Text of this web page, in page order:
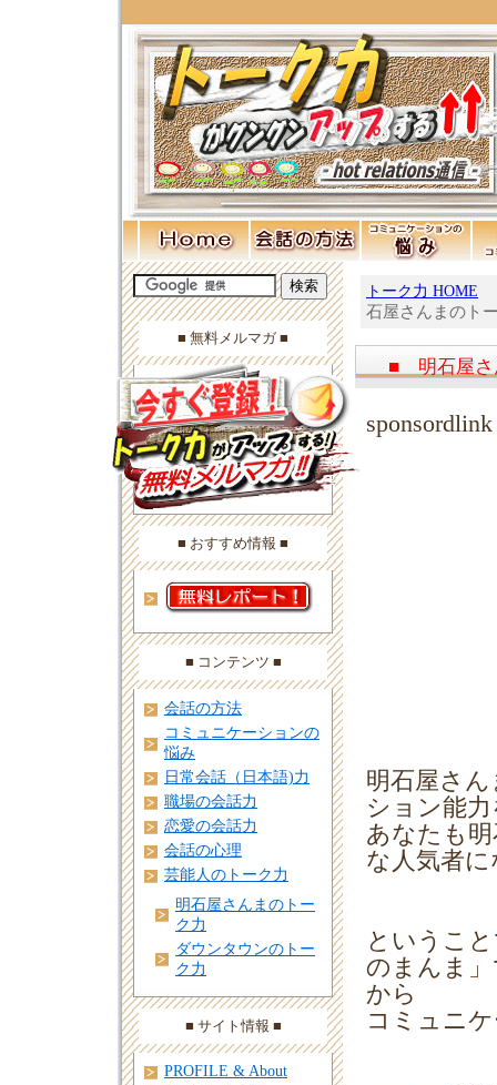
トーク力 HOME
石屋さんまのト
■ 明石屋さ
sponsordlink
明石屋さ
ション能
あなたも
な人気者
というこ
のまんま
から
コミュニ
■ 無料メルマガ ■
■ おすすめ情報 ■
■ コンテンツ ■
会話の方法
コミュニケーションの
悩み
日常会話（日本語)力
職場の会話力
恋愛の会話力
会話の心理
芸能人のトーク力
明石屋さんまのトー
ク力
ダウンタウンのトー
ク力
■ サイト情報 ■
PROFILE & About